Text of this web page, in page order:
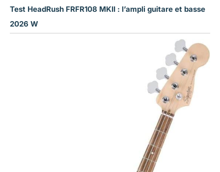
Test HeadRush FRFR108 MKII : l’ampli guitare et basse
2026 W